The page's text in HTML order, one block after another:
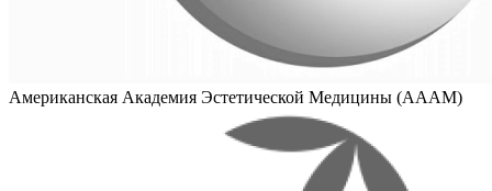
Американская Академия Эстетической Медицины (AAAM)